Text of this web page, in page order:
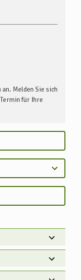
Melden Sie sich
für Ihre